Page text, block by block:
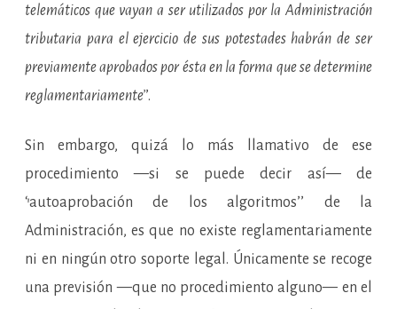
telemáticos que vayan a ser utilizados por la Administración
tributaria para el ejercicio de sus potestades habrán de ser
previamente aprobados por ésta en la forma que se determine
reglamentariamente’’.
Sin embargo, quizá lo más llamativo de ese
procedimiento —si se puede decir así— de
‘’autoaprobación de los algoritmos’’ de la
Administración, es que no existe reglamentariamente
ni en ningún otro soporte legal. Únicamente se recoge
una previsión —que no procedimiento alguno— en el